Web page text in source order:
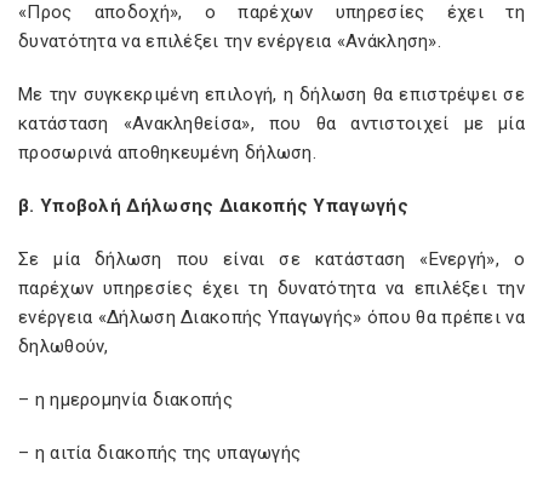
«Προς αποδοχή», ο παρέχων υπηρεσίες έχει τη
δυνατότητα να επιλέξει την ενέργεια «Ανάκληση».
Με την συγκεκριμένη επιλογή, η δήλωση θα επιστρέψει σε
κατάσταση «Ανακληθείσα», που θα αντιστοιχεί με μία
προσωρινά αποθηκευμένη δήλωση.
β. Υποβολή Δήλωσης Διακοπής Υπαγωγής
Σε μία δήλωση που είναι σε κατάσταση «Ενεργή», ο
παρέχων υπηρεσίες έχει τη δυνατότητα να επιλέξει την
ενέργεια «Δήλωση Διακοπής Υπαγωγής» όπου θα πρέπει να
δηλωθούν,
– η ημερομηνία διακοπής
– η αιτία διακοπής της υπαγωγής